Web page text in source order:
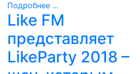
Подробнее ...
Like FM
представляет
LikeParty 2018 –